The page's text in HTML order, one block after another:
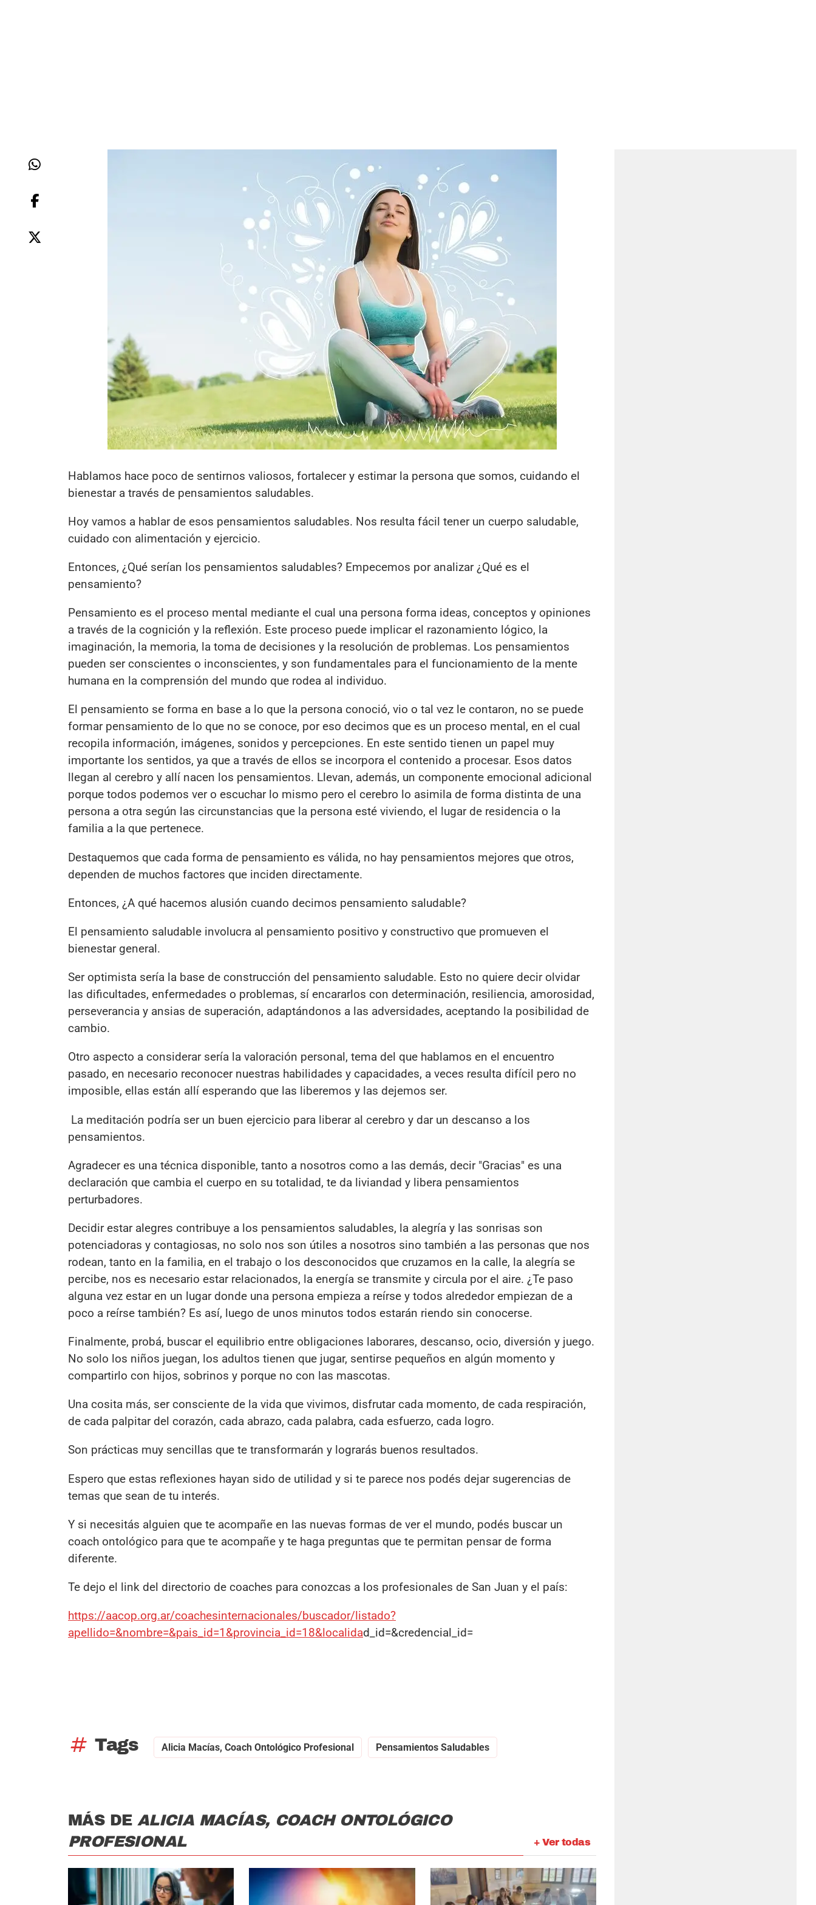
Hablamos hace poco de sentirnos valiosos, fortalecer y estimar la persona que somos, cuidando el
bienestar a través de pensamientos saludables.
Hoy vamos a hablar de esos pensamientos saludables. Nos resulta fácil tener un cuerpo saludable,
cuidado con alimentación y ejercicio.
Entonces, ¿Qué serían los pensamientos saludables? Empecemos por analizar ¿Qué es el
pensamiento?
Pensamiento es el proceso mental mediante el cual una persona forma ideas, conceptos y opiniones
a través de la cognición y la reflexión. Este proceso puede implicar el razonamiento lógico, la
imaginación, la memoria, la toma de decisiones y la resolución de problemas. Los pensamientos
pueden ser conscientes o inconscientes, y son fundamentales para el funcionamiento de la mente
humana en la comprensión del mundo que rodea al individuo.
El pensamiento se forma en base a lo que la persona conoció, vio o tal vez le contaron, no se puede
formar pensamiento de lo que no se conoce, por eso decimos que es un proceso mental, en el cual
recopila información, imágenes, sonidos y percepciones. En este sentido tienen un papel muy
importante los sentidos, ya que a través de ellos se incorpora el contenido a procesar. Esos datos
llegan al cerebro y allí nacen los pensamientos. Llevan, además, un componente emocional adicional
porque todos podemos ver o escuchar lo mismo pero el cerebro lo asimila de forma distinta de una
persona a otra según las circunstancias que la persona esté viviendo, el lugar de residencia o la
familia a la que pertenece.
Destaquemos que cada forma de pensamiento es válida, no hay pensamientos mejores que otros,
dependen de muchos factores que inciden directamente.
Entonces, ¿A qué hacemos alusión cuando decimos pensamiento saludable?
El pensamiento saludable involucra al pensamiento positivo y constructivo que promueven el
bienestar general.
Ser optimista sería la base de construcción del pensamiento saludable. Esto no quiere decir olvidar
las dificultades, enfermedades o problemas, sí encararlos con determinación, resiliencia, amorosidad,
perseverancia y ansias de superación, adaptándonos a las adversidades, aceptando la posibilidad de
cambio.
Otro aspecto a considerar sería la valoración personal, tema del que hablamos en el encuentro
pasado, en necesario reconocer nuestras habilidades y capacidades, a veces resulta difícil pero no
imposible, ellas están allí esperando que las liberemos y las dejemos ser.
La meditación podría ser un buen ejercicio para liberar al cerebro y dar un descanso a los
pensamientos.
Agradecer es una técnica disponible, tanto a nosotros como a las demás, decir "Gracias" es una
declaración que cambia el cuerpo en su totalidad, te da liviandad y libera pensamientos
perturbadores.
Decidir estar alegres contribuye a los pensamientos saludables, la alegría y las sonrisas son
potenciadoras y contagiosas, no solo nos son útiles a nosotros sino también a las personas que nos
rodean, tanto en la familia, en el trabajo o los desconocidos que cruzamos en la calle, la alegría se
percibe, nos es necesario estar relacionados, la energía se transmite y circula por el aire. ¿Te paso
alguna vez estar en un lugar donde una persona empieza a reírse y todos alrededor empiezan de a
poco a reírse también? Es así, luego de unos minutos todos estarán riendo sin conocerse.
Finalmente, probá, buscar el equilibrio entre obligaciones laborares, descanso, ocio, diversión y juego.
No solo los niños juegan, los adultos tienen que jugar, sentirse pequeños en algún momento y
compartirlo con hijos, sobrinos y porque no con las mascotas.
Una cosita más, ser consciente de la vida que vivimos, disfrutar cada momento, de cada respiración,
de cada palpitar del corazón, cada abrazo, cada palabra, cada esfuerzo, cada logro.
Son prácticas muy sencillas que te transformarán y lograrás buenos resultados.
Espero que estas reflexiones hayan sido de utilidad y si te parece nos podés dejar sugerencias de
temas que sean de tu interés.
Y si necesitás alguien que te acompañe en las nuevas formas de ver el mundo, podés buscar un
coach ontológico para que te acompañe y te haga preguntas que te permitan pensar de forma
diferente.
Te dejo el link del directorio de coaches para conozcas a los profesionales de San Juan y el país:
https://aacop.org.ar/coachesinternacionales/buscador/listado?
apellido=&nombre=&pais_id=1&provincia_id=18&localidad_id=&credencial_id=
tag Tags Alicia Macías, Coach Ontológico Profesional Pensamientos Saludables
+ Ver todas
MÁS DE ALICIA MACÍAS, COACH ONTOLÓGICO
PROFESIONAL